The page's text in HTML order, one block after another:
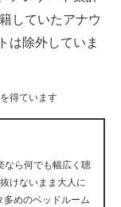
していたアナウ
は除外していま
得ています
なら何でも幅広く聴
けないまま大人に
めのベッドルーム